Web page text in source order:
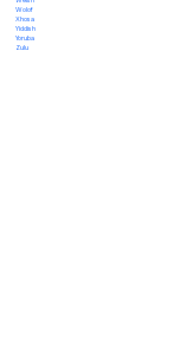
Wolof
Xhosa
Yiddish
Yoruba
Zulu